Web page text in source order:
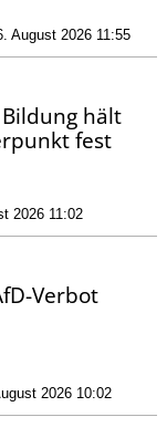
August 2026 11:55
hält
fest
2026 11:02
Verbot
2026 10:02